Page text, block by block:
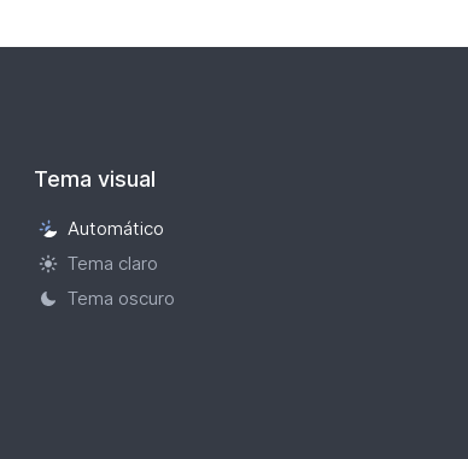
Tema visual
Selección
de
tema
Automático
Tema claro
Tema oscuro